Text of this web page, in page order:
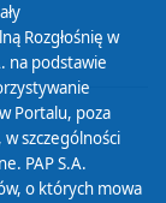
Rozgłośnię w
na podstawie
Portalu, poza
szczególności
PAP S.A.
o których mowa